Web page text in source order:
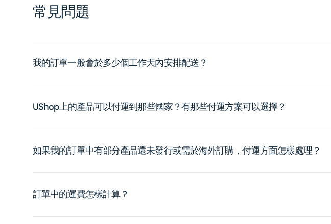
常見問題
我的訂單一般會於多少個工作天內安排配送？
UShop上的產品可以付運到那些國家？有那些付運方案可以選擇？
如果我的訂單中有部分產品還未發行或需於海外訂購，付運方面怎樣處理？
訂單中的運費怎樣計算？